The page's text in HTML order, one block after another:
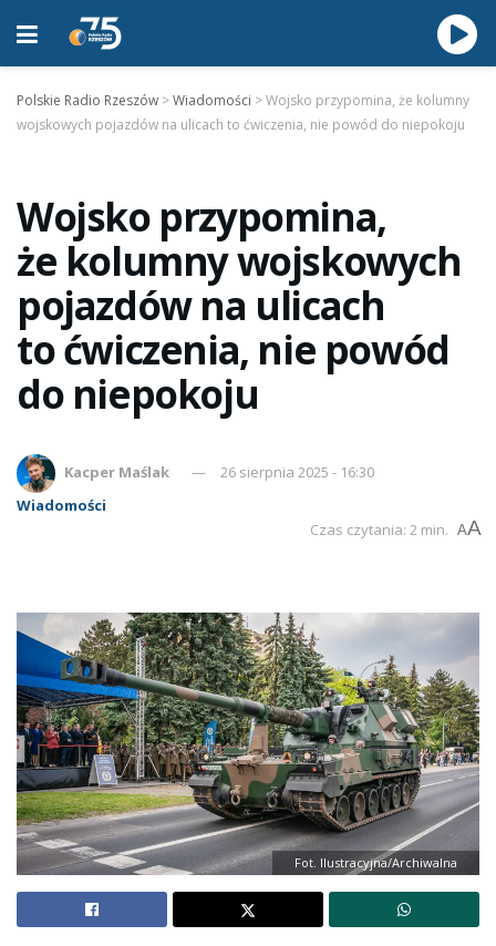
Polskie Radio Rzeszów >Wiadomości >Wojsko przypomina, że kolumny
wojskowych pojazdów na ulicach to ćwiczenia, nie powód do niepokoju
Wojsko przypomina,
że kolumny wojskowych
pojazdów na ulicach
to ćwiczenia, nie powód
do niepokoju
Kacper Maślak
26 sierpnia 2025 - 16:30
Wiadomości
Czas czytania: 2 min. AA
Fot. Ilustracyjna/Archiwalna